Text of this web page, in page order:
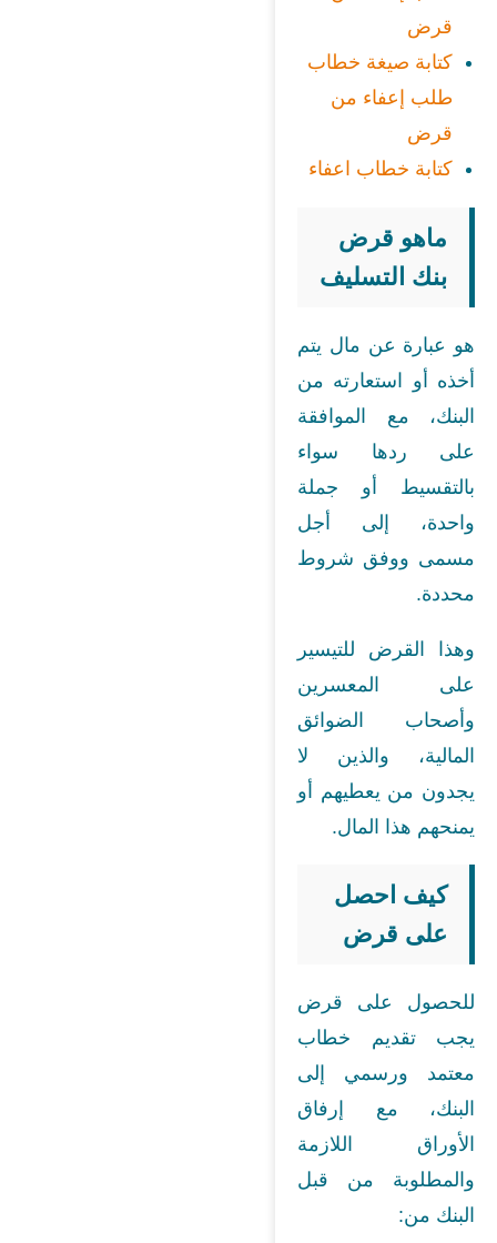
قرض
كتابة صيغة خطاب
طلب إعفاء من
قرض
كتابة خطاب اعفاء
ماهو قرض
بنك التسليف
هو عبارة عن مال يتم
أخذه أو استعارته من
البنك، مع الموافقة
على ردها سواء
بالتقسيط أو جملة
واحدة، إلى أجل
مسمى ووفق شروط
محددة.
وهذا القرض للتيسير
على المعسرين
وأصحاب الضوائق
المالية، والذين لا
يجدون من يعطيهم أو
يمنحهم هذا المال.
كيف احصل
على قرض
للحصول على قرض
يجب تقديم خطاب
معتمد ورسمي إلى
البنك، مع إرفاق
الأوراق اللازمة
والمطلوبة من قبل
البنك من: